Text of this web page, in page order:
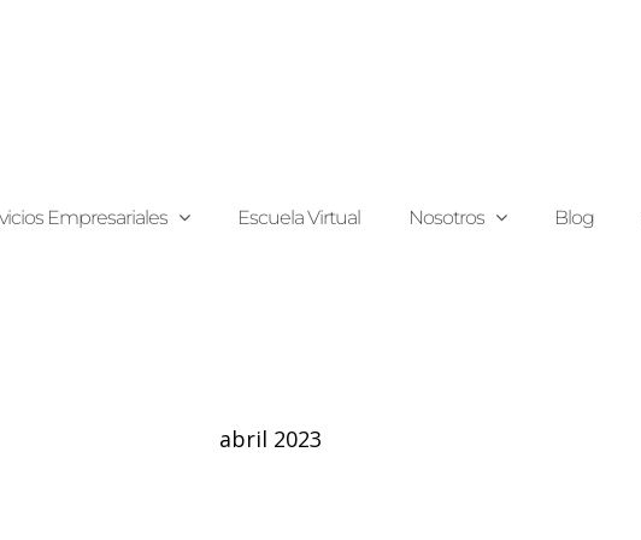
Empresariales Escuela Virtual Nosotros Blog
abril 2023